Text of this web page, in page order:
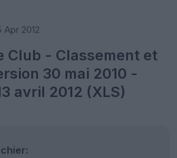
Apr 2012
Club - Classement et
30 mai 2010 -
avril 2012 (XLS)